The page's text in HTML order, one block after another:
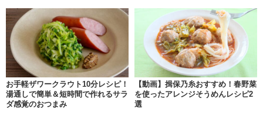
お手軽ザワークラウト10分レシピ！
湯通しで簡単＆短時間で作れるサラ
ダ感覚のおつまみ
【動画】揖保乃糸おすすめ！春野菜
を使ったアレンジそうめんレシピ2
選